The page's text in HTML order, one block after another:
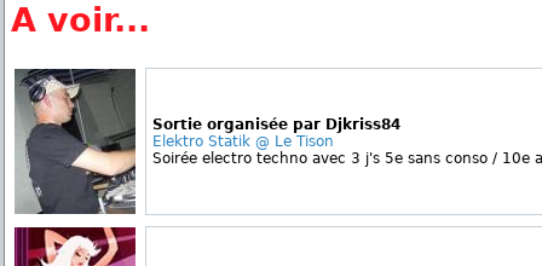
A voir...
Sortie organisée par Djkriss84
Elektro Statik @ Le Tison
Soirée electro techno avec 3 j's 5e sans conso / 10e